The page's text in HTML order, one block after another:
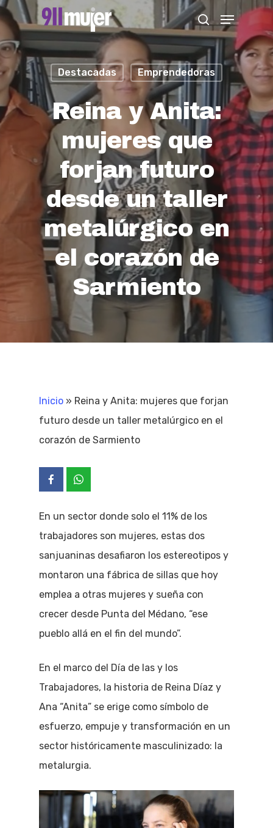
Skip
to
main
content
search
Menu
Destacadas Emprendedoras
Reina y Anita:
mujeres que
forjan futuro
desde un taller
metalúrgico en
el corazón de
Sarmiento
Inicio » Reina y Anita: mujeres que forjan
futuro desde un taller metalúrgico en el
corazón de Sarmiento
En un sector donde solo el 11% de los
trabajadores son mujeres, estas dos
sanjuaninas desafiaron los estereotipos y
montaron una fábrica de sillas que hoy
emplea a otras mujeres y sueña con
crecer desde Punta del Médano, “ese
pueblo allá en el fin del mundo”.
En el marco del Día de las y los
Trabajadores, la historia de Reina Díaz y
Ana “Anita” se erige como símbolo de
esfuerzo, empuje y transformación en un
sector históricamente masculinizado: la
metalurgia.
Close
Menu